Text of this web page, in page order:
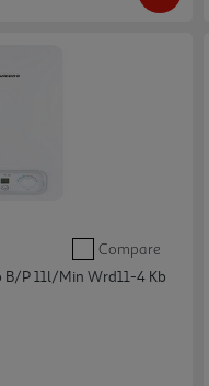
Compare
B/p 11l/min Wrd11-4 Kb